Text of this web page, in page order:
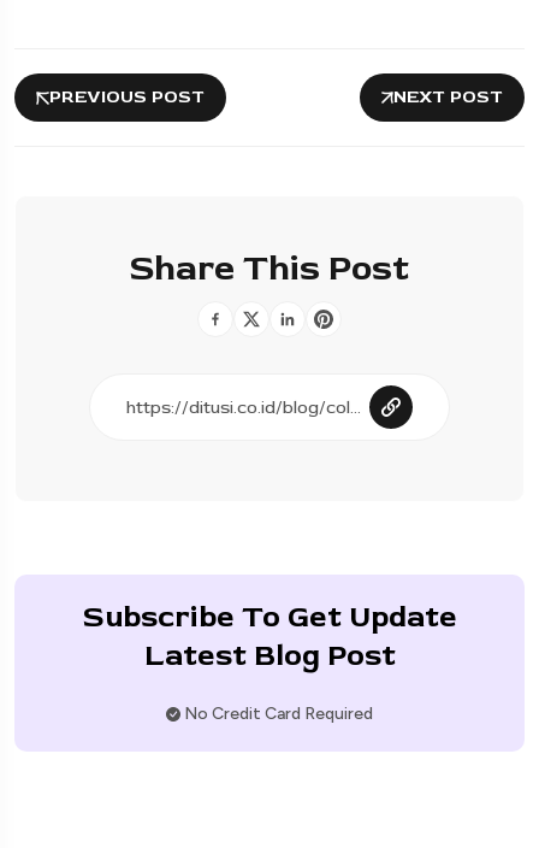
PREVIOUS POST NEXT POST
Share This Post
Subscribe To Get Update
Latest Blog Post
No Credit Card Required